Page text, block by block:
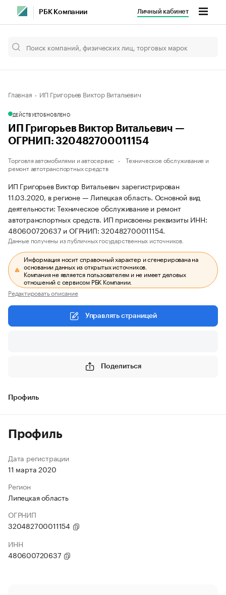
РБК Компании Личный кабинет
Главная ИП Григорьев Виктор Витальевич
ДЕЙСТВУЕТОБНОВЛЕНО
ИП Григорьев Виктор Витальевич —
ОГРНИП: 320482700011154
Торговля автомобилями и автосервис
Техническое обслуживание и
ремонт автотранспортных средств
ИП Григорьев Виктор Витальевич зарегистрирован
11.03.2020, в регионе — Липецкая область. Основной вид
деятельности: Техническое обслуживание и ремонт
автотранспортных средств. ИП присвоены реквизиты ИНН:
480600720637 и ОГРНИП: 320482700011154.
Данные получены из публичных государственных источников.
Информация носит справочный характер и сгенерирована на
основании данных из открытых источников.
Компания не является пользователем и не имеет деловых
отношений с сервисом РБК Компании.
Редактировать описание
Управлять страницей
Поделиться
Профиль
Профиль
Дата регистрации
11 марта 2020
Регион
Липецкая область
ОГРНИП
320482700011154
ИНН
480600720637